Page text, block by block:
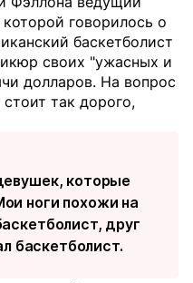
говорилось о
баскетболист
своих "ужасных и
долларов. На вопрос
так дорого,
которые
ноги похожи на
друг
баскетболист.